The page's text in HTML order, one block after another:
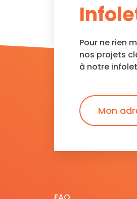
Pour ne rien
nos projets
à notre